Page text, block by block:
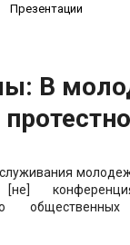
Презентации
В